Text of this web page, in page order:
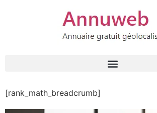
[rank_math_breadcrumb]